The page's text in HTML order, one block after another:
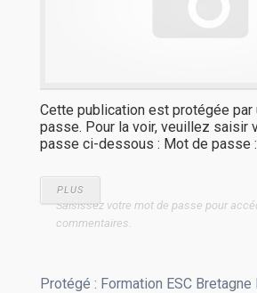
Cette publication est protégée par
passe. Pour la voir, veuillez saisir
passe ci-dessous : Mot de passe
PLUS
Saisissez votre mot de passe pour
commentaires.
Protégé : Formation ESC Bretagne